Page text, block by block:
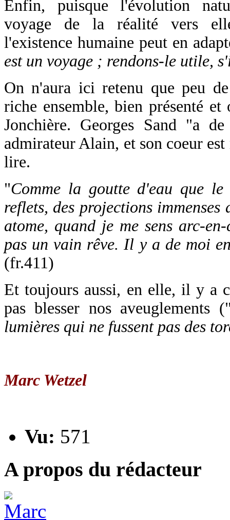
Enfin, puisque l'évolution
voyage de la réalité vers
l'existence humaine peut en
est un voyage ; rendons-le utile,
On n'aura ici retenu que peu
riche ensemble, bien présenté
Jonchière. Georges Sand "a
admirateur Alain, et son coeur
lire.
"Comme la goutte d'eau que
reflets, des projections
atome, quand je me sens arc-
pas un vain rêve. Il y a de moi
(fr.411)
Et toujours aussi, en elle, il y a
pas blesser nos aveuglements
lumières qui ne fussent pas des
Marc Wetzel
Vu: 571
A propos du rédacteur